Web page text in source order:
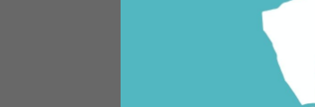
Die bundesweite
aktuelle
öffentlichen
Europa vor Ort
Manfred Pentz